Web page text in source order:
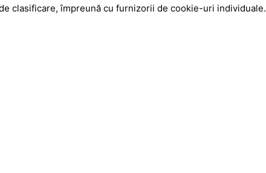
clasificare, împreună cu furnizorii de cookie-uri individuale.